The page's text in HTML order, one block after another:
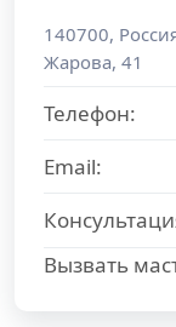
140700,
Жарова, 41
Телефон:
Email:
Вызвать